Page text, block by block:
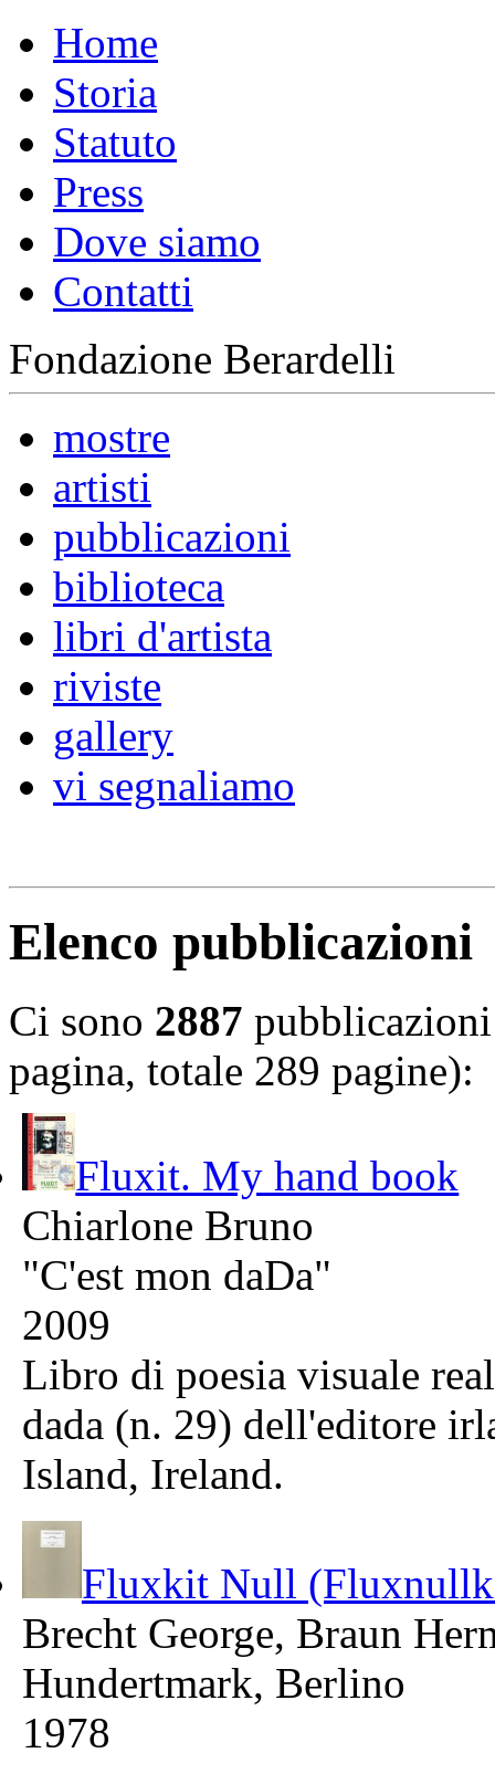
Home
Storia
Statuto
Press
Dove siamo
Contatti
Fondazione Berardelli
mostre
artisti
pubblicazioni
biblioteca
libri d'artista
riviste
gallery
vi segnaliamo
Elenco pubblicazioni
Ci sono 2887
pagina, totale 289 pagine):
Fluxit. My hand book
Chiarlone Bruno
"C'est mon daDa"
2009
Libro di poesia visuale
dada (n. 29) dell'editore
Island, Ireland.
Fluxkit Null
Brecht George, Braun
Hundertmark, Berlino
1978